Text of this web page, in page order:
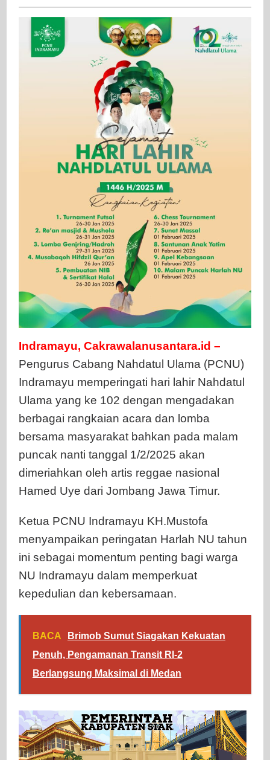
Berbagai
Lomba
Indramayu, Cakrawalanusantara.id –
Pengurus Cabang Nahdatul Ulama (PCNU)
Indramayu memperingati hari lahir Nahdatul
Ulama yang ke 102 dengan mengadakan
berbagai rangkaian acara dan lomba
bersama masyarakat bahkan pada malam
puncak nanti tanggal 1/2/2025 akan
dimeriahkan oleh artis reggae nasional
Hamed Uye dari Jombang Jawa Timur.
Ketua PCNU Indramayu KH.Mustofa
menyampaikan peringatan Harlah NU tahun
ini sebagai momentum penting bagi warga
NU Indramayu dalam memperkuat
kepedulian dan kebersamaan.
BACA
Brimob Sumut Siagakan Kekuatan
Penuh, Pengamanan Transit RI-2
Berlangsung Maksimal di Medan